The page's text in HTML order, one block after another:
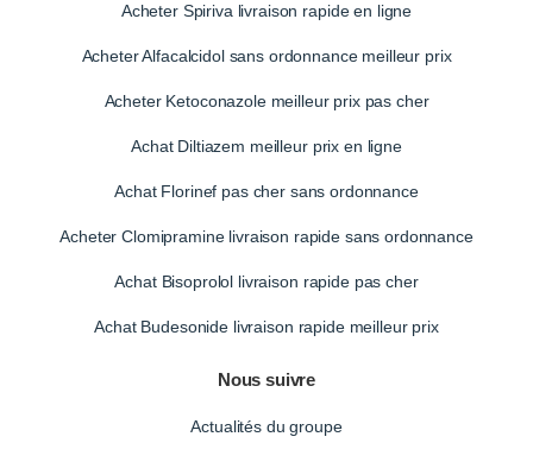
Acheter Spiriva livraison rapide en ligne
Acheter Alfacalcidol sans ordonnance meilleur prix
Acheter Ketoconazole meilleur prix pas cher
Achat Diltiazem meilleur prix en ligne
Achat Florinef pas cher sans ordonnance
Acheter Clomipramine livraison rapide sans ordonnance
Achat Bisoprolol livraison rapide pas cher
Achat Budesonide livraison rapide meilleur prix
Nous suivre
Actualités du groupe